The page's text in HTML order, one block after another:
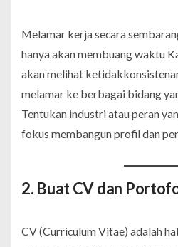
Melamar kerja secara
hanya akan membuang waktu
akan melihat
melamar ke berbagai bidang
Tentukan industri atau peran
fokus membangun profil dan
2. Buat CV dan
CV (Curriculum Vitae) adalah